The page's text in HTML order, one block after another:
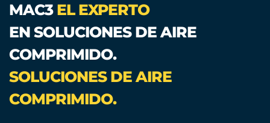
MAC3 EL EXPERTO
EN SOLUCIONES DE AIRE
COMPRIMIDO.
SOLUCIONES DE AIRE
COMPRIMIDO.